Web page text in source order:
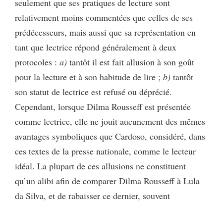
relativement moins commentées que celles de ses
prédécesseurs, mais aussi que sa représentation en
tant que lectrice répond généralement à deux
protocoles : a) tantôt il est fait allusion à son goût
pour la lecture et à son habitude de lire ; b) tantôt
son statut de lectrice est refusé ou déprécié.
Cependant, lorsque Dilma Rousseff est présentée
comme lectrice, elle ne jouit aucunement des mêmes
avantages symboliques que Cardoso, considéré, dans
ces textes de la presse nationale, comme le lecteur
idéal. La plupart de ces allusions ne constituent
qu’un alibi afin de comparer Dilma Rousseff à Lula
da Silva, et de rabaisser ce dernier, souvent